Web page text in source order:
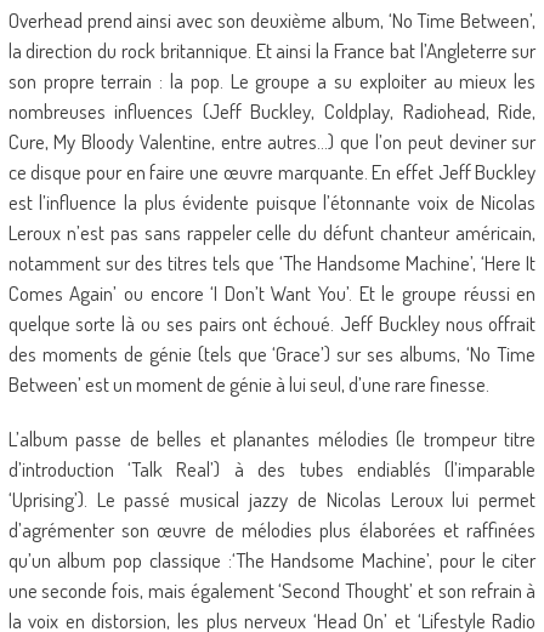
Overhead prend ainsi avec son deuxième album, ‘No Time Between’,
la direction du rock britannique. Et ainsi la France bat l’Angleterre sur
son propre terrain : la pop. Le groupe a su exploiter au mieux les
nombreuses influences (Jeff Buckley, Coldplay, Radiohead, Ride,
Cure, My Bloody Valentine, entre autres…) que l’on peut deviner sur
ce disque pour en faire une œuvre marquante. En effet Jeff Buckley
est l’influence la plus évidente puisque l’étonnante voix de Nicolas
Leroux n’est pas sans rappeler celle du défunt chanteur américain,
notamment sur des titres tels que ‘The Handsome Machine’, ‘Here It
Comes Again’ ou encore ‘I Don’t Want You’. Et le groupe réussi en
quelque sorte là ou ses pairs ont échoué. Jeff Buckley nous offrait
des moments de génie (tels que ‘Grace’) sur ses albums, ‘No Time
Between’ est un moment de génie à lui seul, d’une rare finesse.
L’album passe de belles et planantes mélodies (le trompeur titre
d’introduction ‘Talk Real’) à des tubes endiablés (l’imparable
‘Uprising’). Le passé musical jazzy de Nicolas Leroux lui permet
d’agrémenter son œuvre de mélodies plus élaborées et raffinées
qu’un album pop classique :‘The Handsome Machine’, pour le citer
une seconde fois, mais également ‘Second Thought’ et son refrain à
la voix en distorsion, les plus nerveux ‘Head On’ et ‘Lifestyle Radio